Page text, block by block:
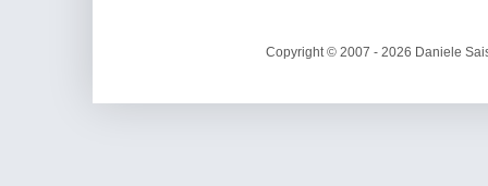
Copyright © 2007 - 2026 Daniele